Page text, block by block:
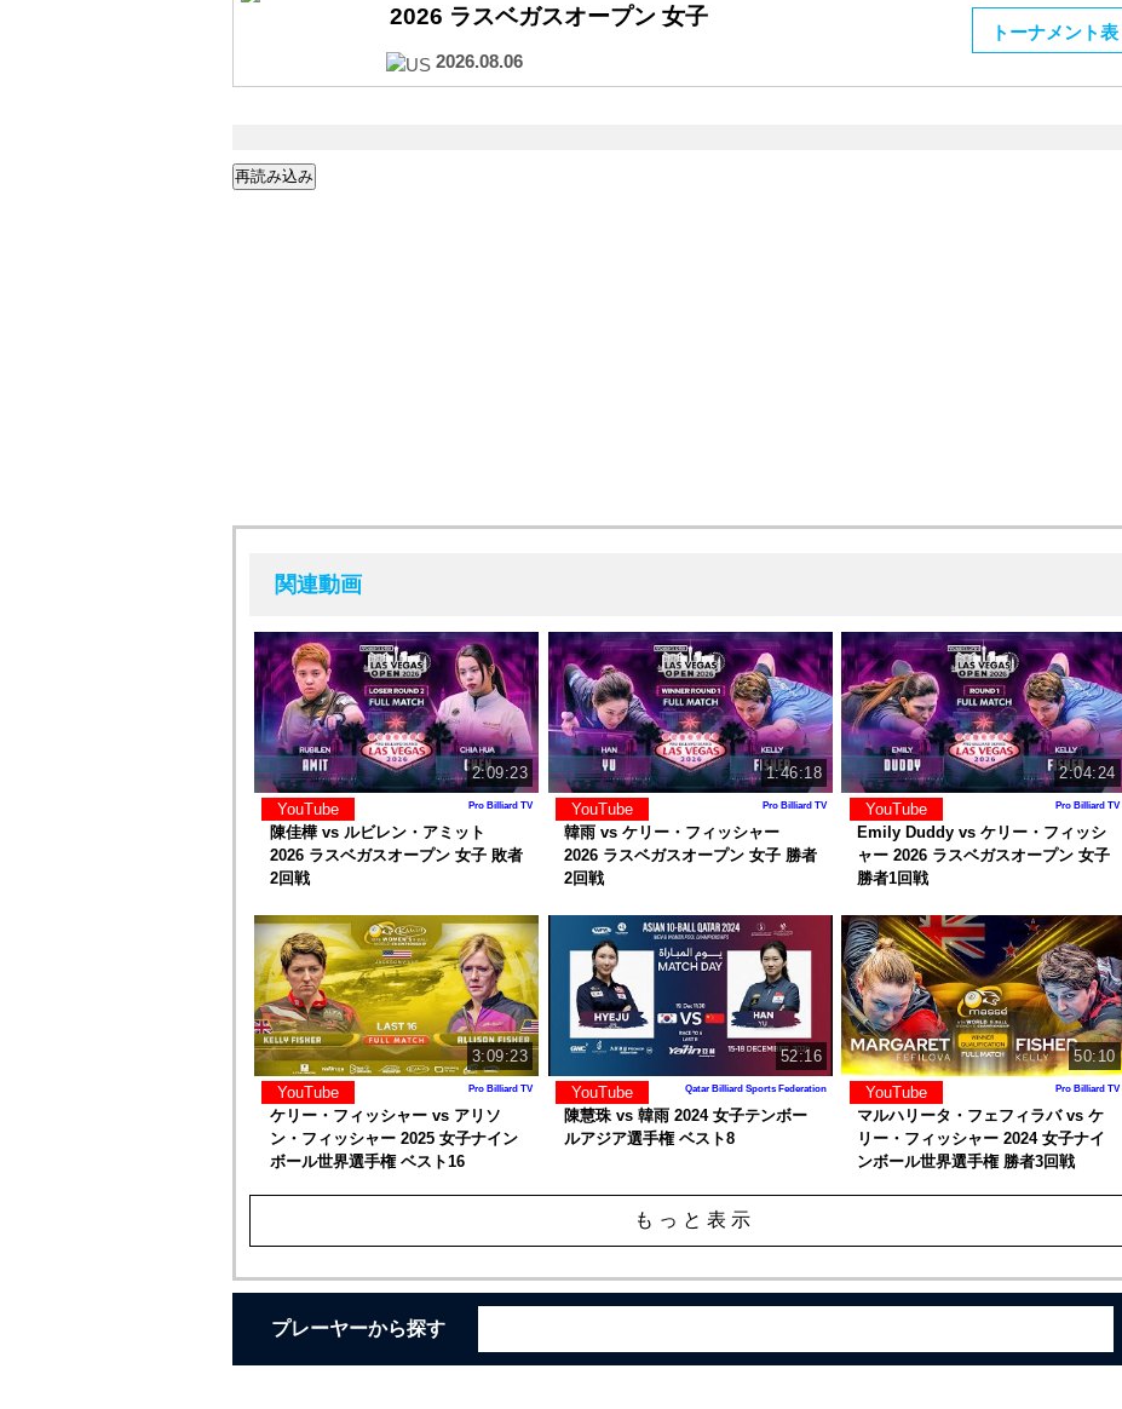
2026 ラスベガスオープン 女子
2026.08.06
トーナメント表
再読み込み
関連動画
2:09:23
YouTube
Pro Billiard TV
陳佳樺 vs ルビレン・アミット
2026 ラスベガスオープン 女子 敗者
2回戦
1:46:18
YouTube
Pro Billiard TV
韓雨 vs ケリー・フィッシャー
2026 ラスベガスオープン 女子 勝者
2回戦
2:04:24
YouTube
Pro Billiard TV
Emily Duddy vs ケリー・フィッシ
ャー 2026 ラスベガスオープン 女子
勝者1回戦
3:09:23
YouTube
Pro Billiard TV
ケリー・フィッシャー vs アリソ
ン・フィッシャー 2025 女子ナイン
ボール世界選手権 ベスト16
52:16
YouTube
Qatar Billiard Sports Federation
陳慧珠 vs 韓雨 2024 女子テンボー
ルアジア選手権 ベスト8
50:10
YouTube
Pro Billiard TV
マルハリータ・フェフィラバ vs ケ
リー・フィッシャー 2024 女子ナイ
ンボール世界選手権 勝者3回戦
もっと表示
プレーヤーから探す